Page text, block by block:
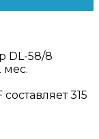
DL-58/8
мес.
315